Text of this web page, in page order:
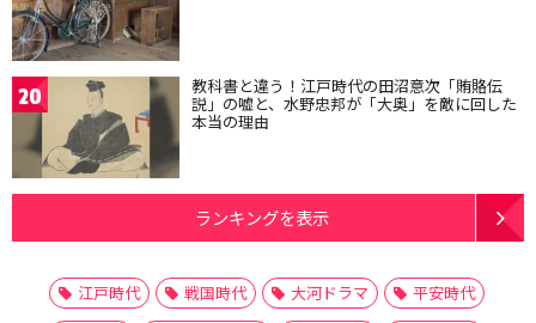
20 教科書と違う！江戸時代の田沼意次「賄賂伝
説」の嘘と、水野忠邦が「大奥」を敵に回した
本当の理由
ランキングを表示
江戸時代 戦国時代 大河ドラマ
平安時代